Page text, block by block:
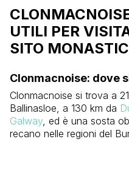
UTILI PER
SITO
Clonmacnoise: dove
Clonmacnoise si trova a
Ballinasloe, a 130 km da
Galway, ed è una sosta
recano nelle regioni del